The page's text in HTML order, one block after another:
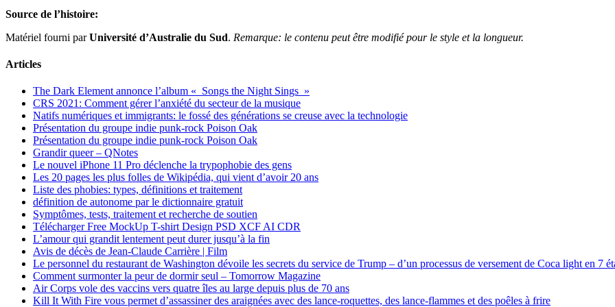
Source de l’histoire:
Matériel fourni parUniversité d’Australie du Sud. Remarque: le contenu peut être modifié pour le style et la longueur.
Articles
The Dark Element annonce l’album « Songs the Night Sings »
CRS 2021: Comment gérer l’anxiété du secteur de la musique
Natifs numériques et immigrants: le fossé des générations se creuse avec la technologie
Présentation du groupe indie punk-rock Poison Oak
Présentation du groupe indie punk-rock Poison Oak
Grandir queer – QNotes
Le nouvel iPhone 11 Pro déclenche la trypophobie des gens
Les 20 pages les plus folles de Wikipédia, qui vient d’avoir 20 ans
Liste des phobies: types, définitions et traitement
définition de autonome par le dictionnaire gratuit
Symptômes, tests, traitement et recherche de soutien
Télécharger Free MockUp T-shirt Design PSD XCF AI CDR
L’amour qui grandit lentement peut durer jusqu’à la fin
Avis de décès de Jean-Claude Carrière | Film
Le personnel du restaurant de Washington dévoile les secrets du service de Trump – d’un processus de versement de Coca light en 7
Comment surmonter la peur de dormir seul – Tomorrow Magazine
Air Corps vole des vaccins vers quatre îles au large depuis plus de 70 ans
Kill It With Fire vous permet d’assassiner des araignées avec des lance-roquettes, des lance-flammes et des poêles à frire